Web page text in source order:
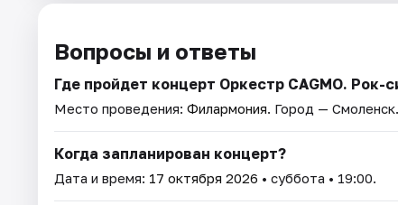
Вопросы и ответы
Где пройдет концерт Оркестр CAGMO. Рок-
Место проведения: Филармония. Город — Смоленск.
Когда запланирован концерт?
Дата и время: 17 октября 2026 • суббота • 19:00.